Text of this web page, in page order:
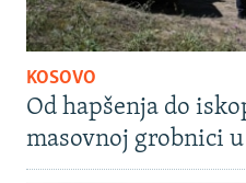
KOSOVO
Od hapšenja do
masovnoj grobnici